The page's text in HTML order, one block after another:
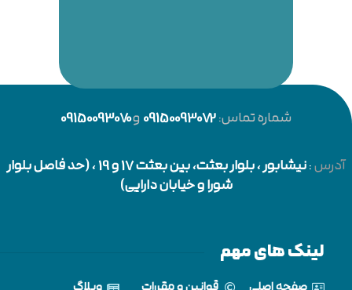
شماره تماس:09150093072و09150093070
آدرس:نیشابور
، بلوار بعثت، بین بعثت 17 و 19 ، (حد فاصل بلوار
شورا و خیابان دارایی)
لینک های مهم